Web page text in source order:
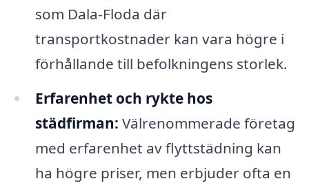
som Dala-Floda där
transportkostnader kan vara högre i
förhållande till befolkningens storlek.
Erfarenhet och rykte hos
städfirman: Välrenommerade företag
med erfarenhet av flyttstädning kan
ha högre priser, men erbjuder ofta en